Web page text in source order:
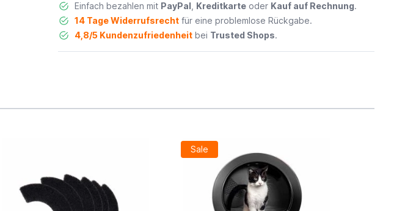
Einfach bezahlen mit PayPal Kreditkarteoder Kauf auf Rechnung.
14 Tage Widerrufsrechtfür eine problemlose Rückgabe.
4,8/5 Kundenzufriedenheitbei Trusted Shops.
Sale